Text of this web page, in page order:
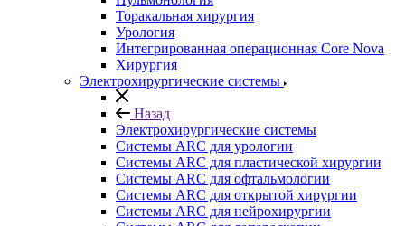
Торакальная хирургия
Урология
Интегрированная операционная Core Nova
Хирургия
Электрохирургические системы
Назад
Электрохирургические системы
Системы ARC для урологии
Системы ARC для пластической хирургии
Системы ARC для офтальмологии
Системы ARC для открытой хирургии
Системы ARC для нейрохирургии